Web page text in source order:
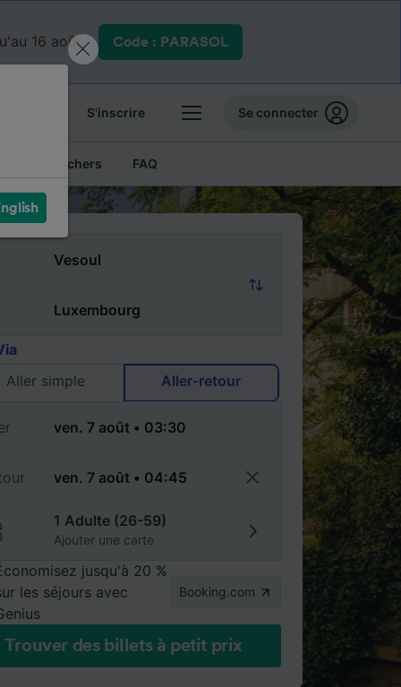
16 août. Code : PARASOL
S'inscrire Se connecter
Billets pas chers FAQ
Aller simple
Aller-retour
1 Adulte (26-59)
Ajouter une carte
jusqu'à 20 %
les séjours avec
Booking.com
Trouver des billets à petit prix